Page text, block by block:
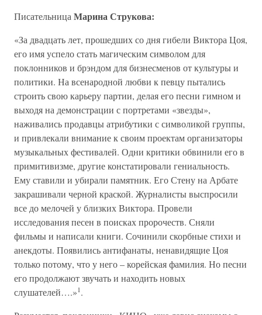
Писательница Марина Струкова:
«За двадцать лет, прошедших со дня гибели Виктора Цоя,
его имя успело стать магическим символом для
поклонников и брэндом для бизнесменов от культуры и
политики. На всенародной любви к певцу пытались
строить свою карьеру партии, делая его песни гимном и
выходя на демонстрации с портретами «звезды»,
наживались продавцы атрибутики с символикой группы,
и привлекали внимание к своим проектам организаторы
музыкальных фестивалей. Одни критики обвинили его в
примитивизме, другие констатировали гениальность.
Ему ставили и убирали памятник. Его Стену на Арбате
закрашивали черной краской. Журналисты выспросили
все до мелочей у близких Виктора. Провели
исследования песен в поисках пророчеств. Сняли
фильмы и написали книги. Сочинили скорбные стихи и
анекдоты. Появились антифанаты, ненавидящие Цоя
только потому, что у него – корейская фамилия. Но песни
его продолжают звучать и находить новых
слушателей….»1.